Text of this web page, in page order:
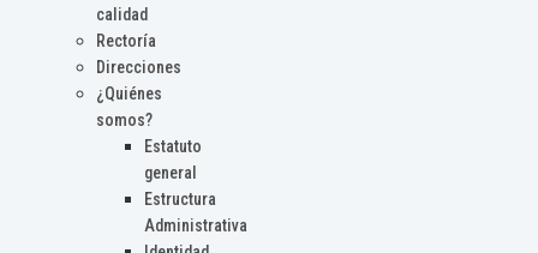
calidad
Rectoría
Direcciones
¿Quiénes
somos?
Estatuto
general
Estructura
Administrativa